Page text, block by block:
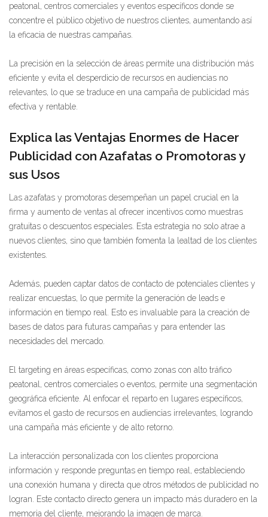
peatonal, centros comerciales y eventos específicos donde se
concentre el público objetivo de nuestros clientes, aumentando así
la eficacia de nuestras campañas.
La precisión en la selección de áreas permite una distribución más
eficiente y evita el desperdicio de recursos en audiencias no
relevantes, lo que se traduce en una campaña de publicidad más
efectiva y rentable.
Explica las Ventajas Enormes de Hacer
Publicidad con Azafatas o Promotoras y
sus Usos
Las azafatas y promotoras desempeñan un papel crucial en la
firma y aumento de ventas al ofrecer incentivos como muestras
gratuitas o descuentos especiales. Esta estrategia no solo atrae a
nuevos clientes, sino que también fomenta la lealtad de los clientes
existentes.
Además, pueden captar datos de contacto de potenciales clientes y
realizar encuestas, lo que permite la generación de leads e
información en tiempo real. Esto es invaluable para la creación de
bases de datos para futuras campañas y para entender las
necesidades del mercado.
El targeting en áreas específicas, como zonas con alto tráfico
peatonal, centros comerciales o eventos, permite una segmentación
geográfica eficiente. Al enfocar el reparto en lugares específicos,
evitamos el gasto de recursos en audiencias irrelevantes, logrando
una campaña más eficiente y de alto retorno.
La interacción personalizada con los clientes proporciona
información y responde preguntas en tiempo real, estableciendo
una conexión humana y directa que otros métodos de publicidad no
logran. Este contacto directo genera un impacto más duradero en la
memoria del cliente, mejorando la imagen de marca.